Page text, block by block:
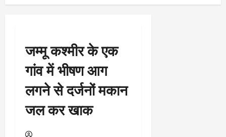
जम्मू कश्मीर के एक
गांव में भीषण आग
लगने से दर्जनों मकान
जल कर खाक